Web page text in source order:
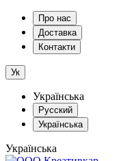
Про нас
Доставка
Контакти
Ук
Українська
Русский
Українська
Українська